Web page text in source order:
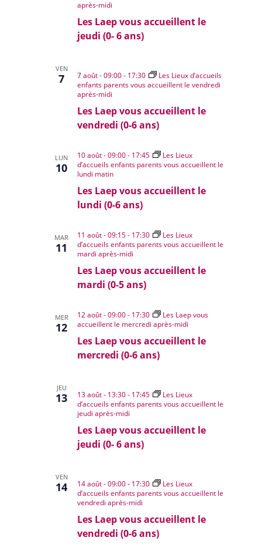
Les Laep vous accueillent le
jeudi (0- 6 ans)
après-midi
VEN
7
Les Laep vous accueillent le
vendredi (0-6 ans)
7 août - 09:00- 17:30
Les Lieux d’accueils
enfants parents vous accueillent le vendredi
après-midi
LUN
10
Les Laep vous accueillent le
lundi (0-6 ans)
10 août - 09:00- 17:45
Les Lieux
d’accueils enfants parents vous accueillent le
lundi matin
MAR
11
Les Laep vous accueillent le
mardi (0-5 ans)
11 août - 09:15- 17:30
Les Lieux
d’accueils enfants parents vous accueillent le
mardi après-midi
MER
12
Les Laep vous accueillent le
mercredi (0-6 ans)
12 août - 09:00- 17:30
Les Laep vous
accueillent le mercredi après-midi
JEU
13
Les Laep vous accueillent le
jeudi (0- 6 ans)
13 août - 13:30- 17:45
Les Lieux
d’accueils enfants parents vous accueillent le
jeudi après-midi
VEN
14
Les Laep vous accueillent le
vendredi (0-6 ans)
14 août - 09:00- 17:30
Les Lieux
d’accueils enfants parents vous accueillent le
vendredi après-midi